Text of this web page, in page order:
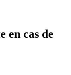
en cas de